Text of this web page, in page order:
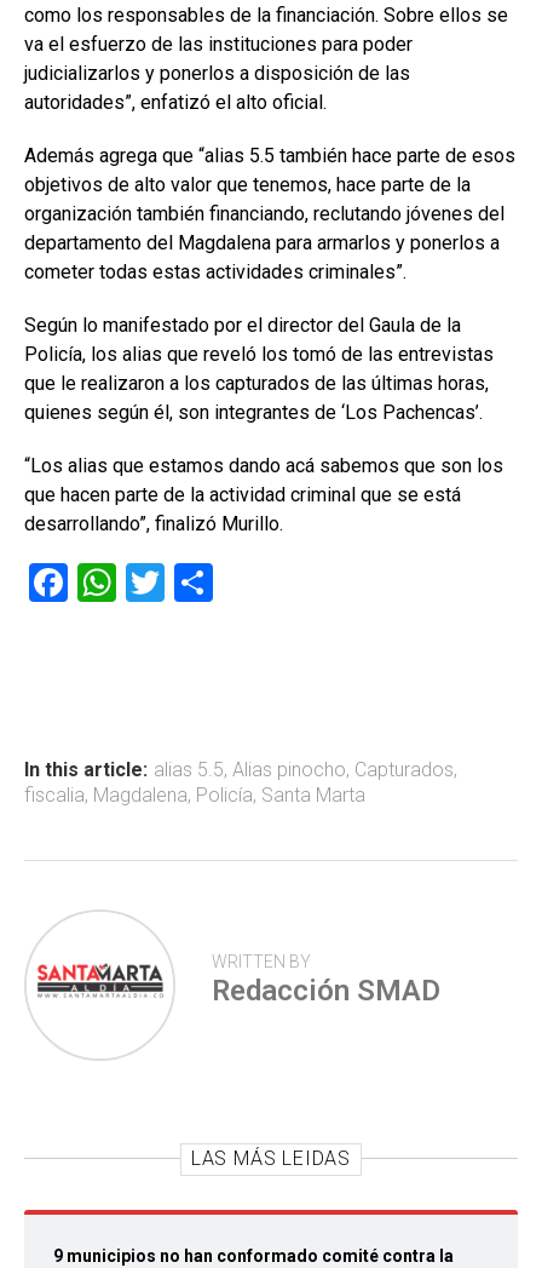
como los responsables de la financiación. Sobre ellos se
va el esfuerzo de las instituciones para poder
judicializarlos y ponerlos a disposición de las
autoridades”, enfatizó el alto oficial.
Además agrega que “alias 5.5 también hace parte de esos
objetivos de alto valor que tenemos, hace parte de la
organización también financiando, reclutando jóvenes del
departamento del Magdalena para armarlos y ponerlos a
cometer todas estas actividades criminales”.
Según lo manifestado por el director del Gaula de la
Policía, los alias que reveló los tomó de las entrevistas
que le realizaron a los capturados de las últimas horas,
quienes según él, son integrantes de ‘Los Pachencas’.
“Los alias que estamos dando acá sabemos que son los
que hacen parte de la actividad criminal que se está
desarrollando”, finalizó Murillo.
F
ok
W
p
p
T
tir
In this article: alias 5.5, Alias pinocho, Capturados,
fiscalia, Magdalena, Policía, Santa Marta
WRITTEN BY
Redacción SMAD
LAS MÁS LEIDAS
9 municipios no han conformado comité contra la